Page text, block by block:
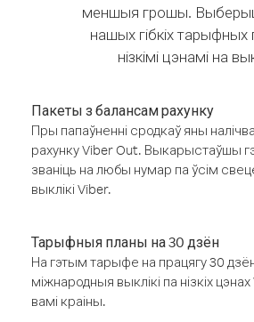
меншыя грошы.
нашых гібкіх тарыфных
нізкімі цэнамі на
Пакеты з балансам рахунку
Пры папаўненні сродкаў яны
рахунку Viber Out. Выкарыстаўшы
званіць на любы нумар па ўсім
выклікі Viber.
Тарыфныя планы на 30 дзён
На гэтым тарыфе на працягу 30
міжнародныя выклікі па нізкіх
вамі краіны.